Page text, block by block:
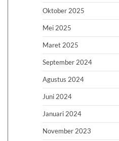
Oktober 2025
Mei 2025
Maret 2025
September 2024
Agustus 2024
Juni 2024
Januari 2024
November 2023